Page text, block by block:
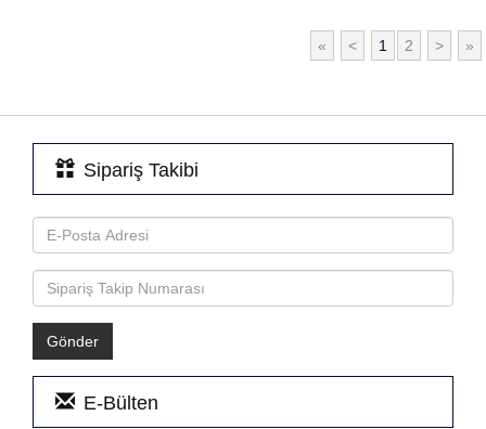
« < 1 2 > »
Sipariş Takibi
E-Bülten